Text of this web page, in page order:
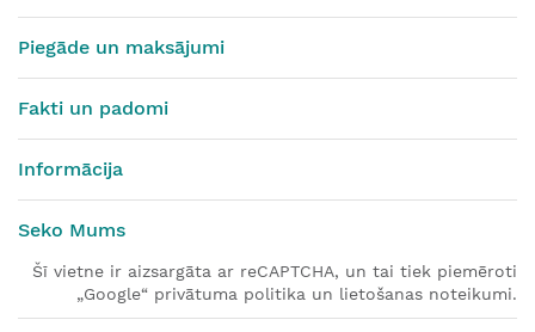
Piegāde un maksājumi
Fakti un padomi
Informācija
Seko Mums
Šī vietne ir aizsargāta ar reCAPTCHA, un tai tiek piemēroti
„Google“ privātuma politika un lietošanas noteikumi.